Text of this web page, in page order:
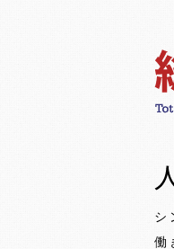
シ
働